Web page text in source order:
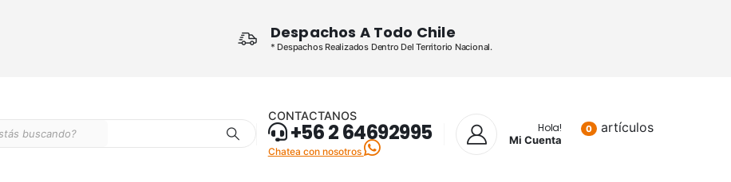
Despachos A Todo Chile
* Despachos Realizados Dentro Del Territorio Nacional.
CONTACTANOS
+56 2 64692995
Chatea con nosotros
Hola!
Mi Cuenta
0 artículos